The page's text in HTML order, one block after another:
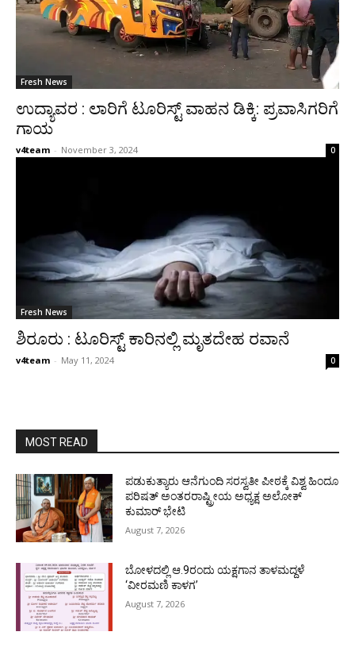
Fresh News
ಉದ್ಯಾವರ : ಲಾರಿಗೆ ಟೂರಿಸ್ಟ್ ವಾಹನ ಡಿಕ್ಕಿ: ಪ್ರವಾಸಿಗರಿಗೆ
ಗಾಯ
v4team - November 3, 2024 0
Fresh News
ಶಿರೂರು : ಟೂರಿಸ್ಟ್ ಕಾರಿನಲ್ಲಿ ಮೃತದೇಹ ರವಾನೆ
v4team - May 11, 2024 0
MOST READ
ಪಡುಕುತ್ಯಾರು ಆನೆಗುಂದಿ ಸರಸ್ವತೀ ಪೀಠಕ್ಕೆ ವಿಶ್ವ ಹಿಂದೂ
ಪರಿಷತ್ ಅಂತರರಾಷ್ಟ್ರೀಯ ಅಧ್ಯಕ್ಷ ಅಲೋಕ್
ಕುಮಾರ್ ಭೇಟಿ
August 7, 2026
ಬೋಳದಲ್ಲಿ ಆ.9ರಂದು ಯಕ್ಷಗಾನ ತಾಳಮದ್ದಳೆ
‘ವೀರಮಣಿ ಕಾಳಗ’
August 7, 2026